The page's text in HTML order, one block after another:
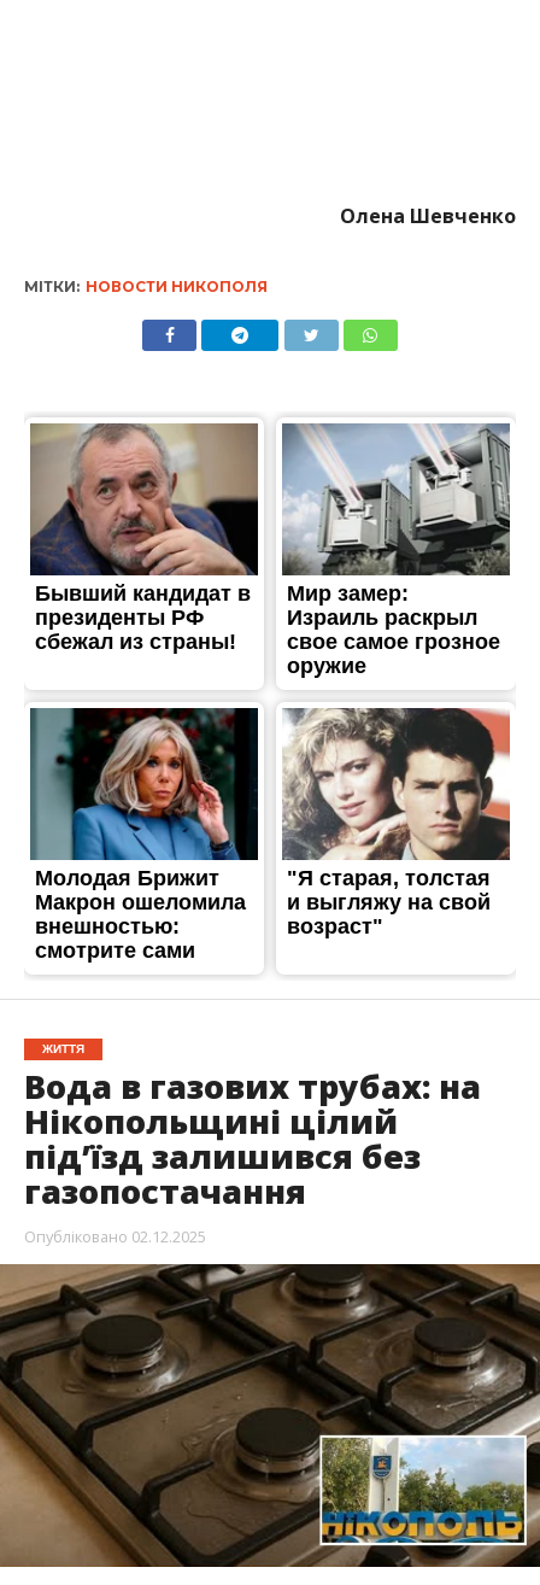
Олена Шевченко
МІТКИ: НОВОСТИ НИКОПОЛЯ
ЖИТТЯ
Вода в газових трубах: на
Нікопольщині цілий
під’їзд залишився без
газопостачання
Опубліковано 02.12.2025